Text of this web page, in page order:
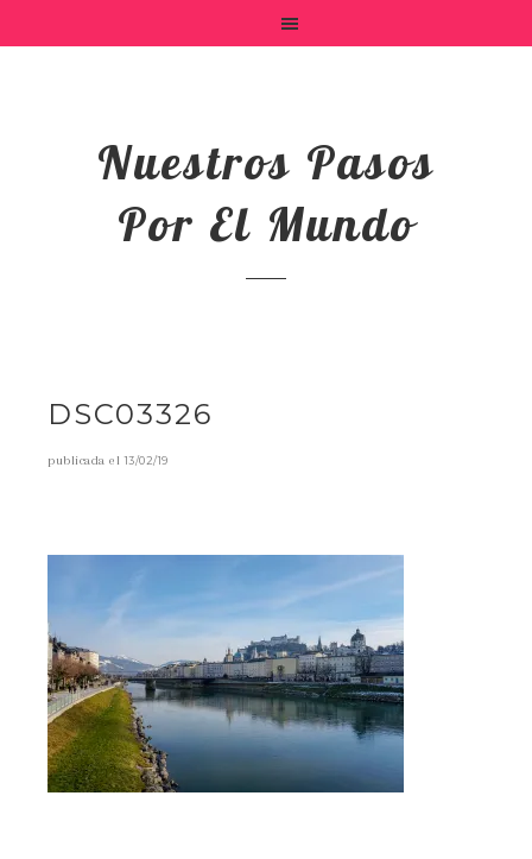
Nuestros Pasos
Por El Mundo
DSC03326
publicada el13/02/19